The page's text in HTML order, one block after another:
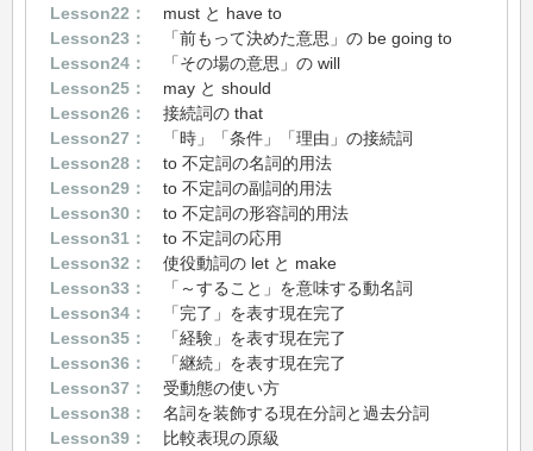
Lesson22：
must と have to
Lesson23：
「前もって決めた意思」の be going to
Lesson24：
「その場の意思」の will
Lesson25：
may と should
Lesson26：
接続詞の that
Lesson27：
「時」「条件」「理由」の接続詞
Lesson28：
to 不定詞の名詞的用法
Lesson29：
to 不定詞の副詞的用法
Lesson30：
to 不定詞の形容詞的用法
Lesson31：
to 不定詞の応用
Lesson32：
使役動詞の let と make
Lesson33：
「～すること」を意味する動名詞
Lesson34：
「完了」を表す現在完了
Lesson35：
「経験」を表す現在完了
Lesson36：
「継続」を表す現在完了
Lesson37：
受動態の使い方
Lesson38：
名詞を装飾する現在分詞と過去分詞
Lesson39：
比較表現の原級